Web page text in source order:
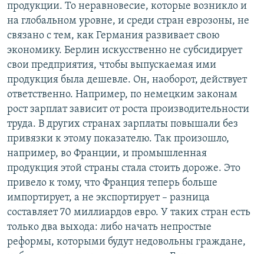
продукции. То неравновесие, которые возникло и
на глобальном уровне, и среди стран еврозоны, не
связано с тем, как Германия развивает свою
экономику. Берлин искусственно не субсидирует
свои предприятия, чтобы выпускаемая ими
продукция была дешевле. Он, наоборот, действует
ответственно. Например, по немецким законам
рост зарплат зависит от роста производительности
труда. В других странах зарплаты повышали без
привязки к этому показателю. Так произошло,
например, во Франции, и промышленная
продукция этой страны стала стоить дороже. Это
привело к тому, что Франция теперь больше
импортирует, а не экспортирует – разница
составляет 70 миллиардов евро. У таких стран есть
только два выхода: либо начать непростые
реформы, которыми будут недовольны граждане,